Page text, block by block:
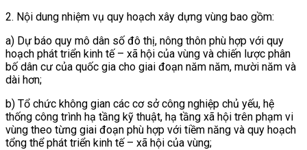
2. Nội dung nhiệm vụ quy hoạch xây dựng vùng bao gồm:
a) Dự báo quy mô dân số đô thị, nông thôn phù hợp với quy
hoạch phát triển kinh tế – xã hội của vùng và chiến lược phân
bố dân cư của quốc gia cho giai đoạn năm năm, mười năm và
dài hơn;
b) Tổ chức không gian các cơ sở công nghiệp chủ yếu, hệ
thống công trình hạ tầng kỹ thuật, hạ tầng xã hội trên phạm vi
vùng theo từng giai đoạn phù hợp với tiềm năng và quy hoạch
tổng thể phát triển kinh tế – xã hội của vùng;